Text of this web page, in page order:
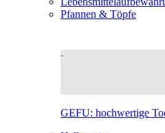
Pfannen & Töpfe
GEFU: hochwertige